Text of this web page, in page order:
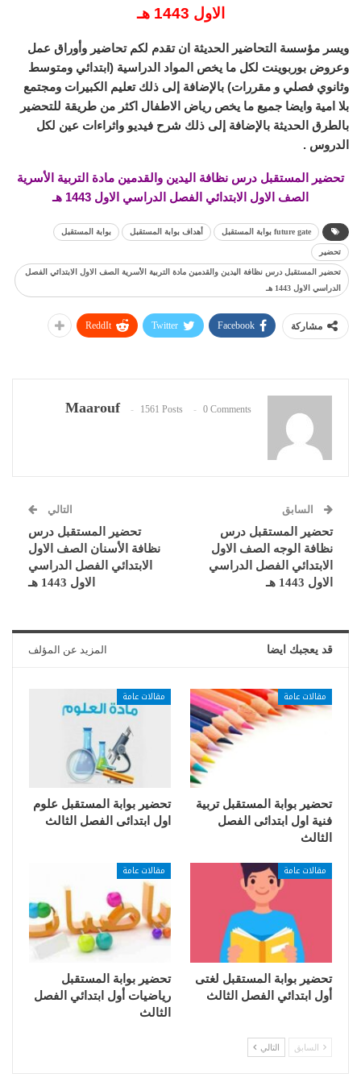
الاول 1443 هـ
ويسر مؤسسة التحاضير الحديثة ان تقدم لكم تحاضير وأوراق عمل
وعروض بوربوينت لكل ما يخص المواد الدراسية (ابتدائي ومتوسط
وثانوي فصلي و مقررات) بالإضافة إلى ذلك تعليم الكبيرات ومجتمع
بلا امية وايضا جميع ما يخص رياض الاطفال اكثر من طريقة للتحضير
بالطرق الحديثة بالإضافة إلى ذلك شرح فيديو واثراءات عين لكل
الدروس .
تحضير المستقبل درس نظافة اليدين والقدمين مادة التربية الأسرية
الصف الاول الابتدائي الفصل الدراسي الاول 1443 هـ
future gate بوابة المستقبل أهداف بوابة المستقبل بوابة المستقبل
تحضير
تحضير المستقبل درس نظافة اليدين والقدمين مادة التربية الأسرية الصف الاول الابتدائي الفصل
الدراسي الاول 1443 هـ
مشاركة Facebook
Twitter
ReddIt
Maarouf 1561 Posts 0 Comments
السابق
تحضير المستقبل درس
نظافة الوجه الصف الاول
الابتدائي الفصل الدراسي
الاول 1443 هـ
التالي
تحضير المستقبل درس
نظافة الأسنان الصف الاول
الابتدائي الفصل الدراسي
الاول 1443 هـ
قد يعجبك ايضا المزيد عن المؤلف
مقالات عامة
تحضير بوابة المستقبل تربية
فنية اول ابتدائى الفصل
الثالث
مقالات عامة
تحضير بوابة المستقبل علوم
اول ابتدائى الفصل الثالث
مقالات عامة
تحضير بوابة المستقبل لغتى
أول ابتدائي الفصل الثالث
مقالات عامة
تحضير بوابة المستقبل
رياضيات أول ابتدائي الفصل
الثالث
السابق التالي